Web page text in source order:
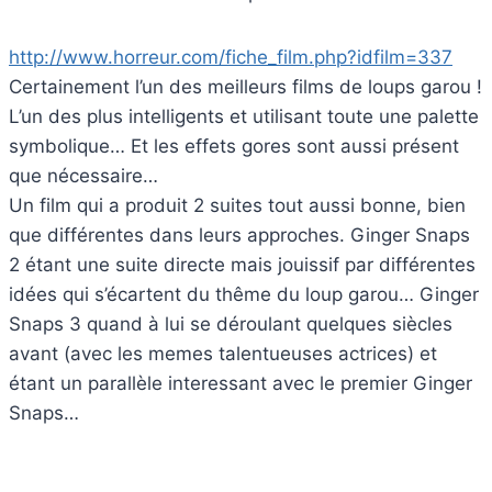
http://www.horreur.com/fiche_film.php?idfilm=337
Certainement l’un des meilleurs films de loups garou !
L’un des plus intelligents et utilisant toute une palette
symbolique… Et les effets gores sont aussi présent
que nécessaire…
Un film qui a produit 2 suites tout aussi bonne, bien
que différentes dans leurs approches. Ginger Snaps
2 étant une suite directe mais jouissif par différentes
idées qui s’écartent du thême du loup garou… Ginger
Snaps 3 quand à lui se déroulant quelques siècles
avant (avec les memes talentueuses actrices) et
étant un parallèle interessant avec le premier Ginger
Snaps…